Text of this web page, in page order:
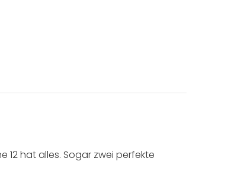
12 hat alles. Sogar zwei perfekte